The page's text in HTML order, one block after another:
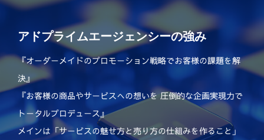
アドプライムエージェンシーの強み
『オーダーメイドのプロモーション戦略でお客様の課題を解
決』
『お客様の商品やサービスへの想いを 圧倒的な企画実現力で
トータルプロデュース』
メインは「サービスの魅せ方と売り方の仕組みを作ること」